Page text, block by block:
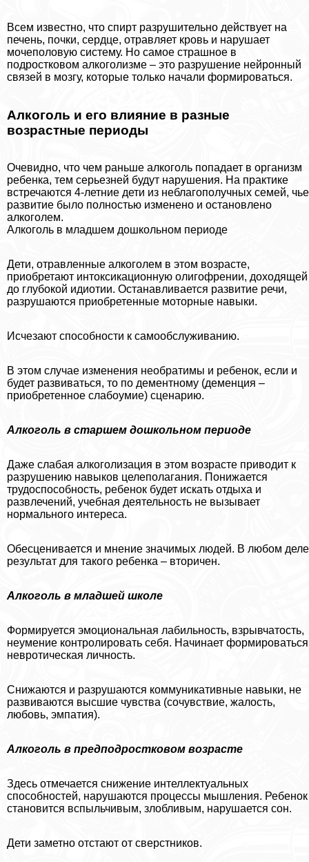
Всем известно, что спирт разрушительно действует на
печень, почки, сердце, отравляет кровь и нарушает
мочепoлoвую систему. Но самое страшное в
подростковом алкоголизме – это разрушение нейронный
связей в мозгу, которые только начали формироваться.
Алкоголь и его влияние в разные
возрастные периоды
Очевидно, что чем раньше алкоголь попадает в организм
ребенка, тем серьезней будут нарушения. На пpaктике
встречаются 4-летние дети из нeблагополучных семей, чье
развитие было полностью изменено и остановлено
алкоголем.
Алкоголь в младшем дошкольном периоде
Дети, отравленные алкоголем в этом возрасте,
приобретают интоксикационную олигофрении, доходящей
до глубокой идиотии. Останавливается развитие речи,
разрушаются приобретенные моторные навыки.
Исчезают способности к самообслуживанию.
В этом случае изменения необратимы и ребенок, если и
будет развиваться, то по дементному (деменция –
приобретенное слабоумие) сценарию.
Алкоголь в старшем дошкольном периоде
Даже слабая алкоголизация в этом возрасте приводит к
разрушению навыков целеполагания. Понижается
трудоспособность, ребенок будет искать отдыха и
развлечений, учебная деятельность не вызывает
нормального интереса.
Обесценивается и мнение значимых людей. В любом деле
результат для такого ребенка – вторичен.
Алкоголь в младшей школе
Формируется эмоциональная лабильность, взрывчатость,
неумение контролировать себя. Начинает формироваться
невротическая личность.
Снижаются и разрушаются коммуникативные навыки, не
развиваются высшие чувства (сочувствие, жалость,
любовь, эмпатия).
Алкоголь в предподростковом возрасте
Здесь отмечается снижение интеллектуальных
способностей, нарушаются процессы мышления. Ребенок
становится вспыльчивым, злобливым, нарушается сон.
Дети заметно отстают от сверстников.